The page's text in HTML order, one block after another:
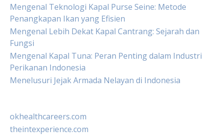
Mengenal Teknologi Kapal Purse Seine: Metode
Penangkapan Ikan yang Efisien
Mengenal Lebih Dekat Kapal Cantrang: Sejarah dan
Fungsi
Mengenal Kapal Tuna: Peran Penting dalam Industri
Perikanan Indonesia
Menelusuri Jejak Armada Nelayan di Indonesia
okhealthcareers.com
theintexperience.com